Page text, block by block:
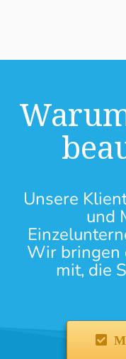
Unsere
und
Wir bringen
mit, die